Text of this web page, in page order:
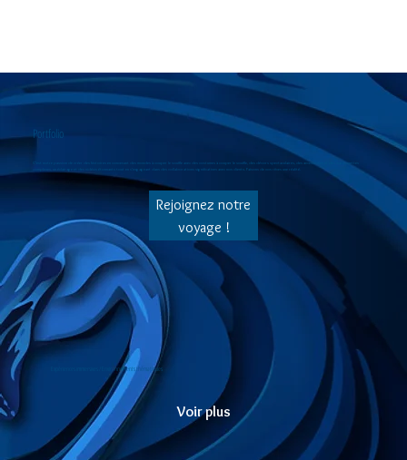
Portfolio
C'est notre passion de créer des histoires en concevant des mondes à couper le souffle avec des costumes à couper le souffle, des décors spectaculaires, des accessoires et des marionnettes
complexes, un éclairage et des vidéos étonnants tout en s'engageant dans des collaborations significatives avec nos clients. Faisons de vos rêves une réalité.
Rejoignez notre
voyage !
Expériences immersives / Environnements thématiques
Voir plus